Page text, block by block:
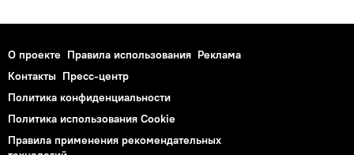
О проекте Правила использования Реклама
Контакты Пресс-центр
Политика конфиденциальности
Политика использования Cookie
Правила применения рекомендательных